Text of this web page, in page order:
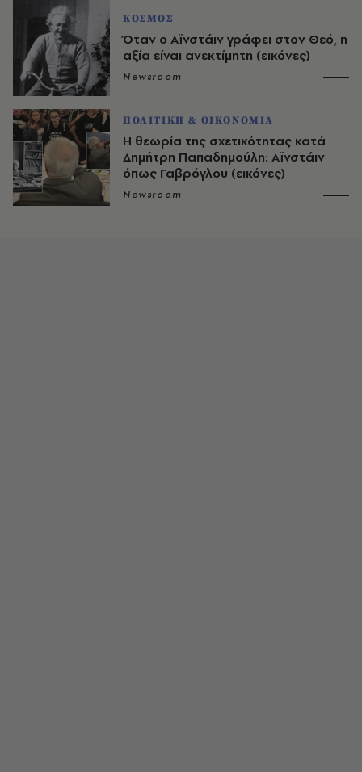
ΚΟΣΜΟΣ
Όταν ο Αϊνστάιν γράφει στον Θεό, η
αξία είναι ανεκτίμητη (εικόνες)
Newsroom
ΠΟΛΙΤΙΚΗ & ΟΙΚΟΝΟΜΙΑ
Η θεωρία της σχετικότητας κατά
Δημήτρη Παπαδημούλη: Αϊνστάιν
όπως Γαβρόγλου (εικόνες)
Newsroom